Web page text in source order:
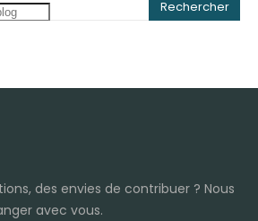
des envies de contribuer ? Nous
avec vous.